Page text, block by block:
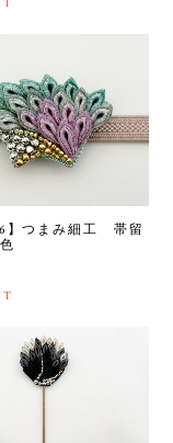
】つまみ細工 帯留